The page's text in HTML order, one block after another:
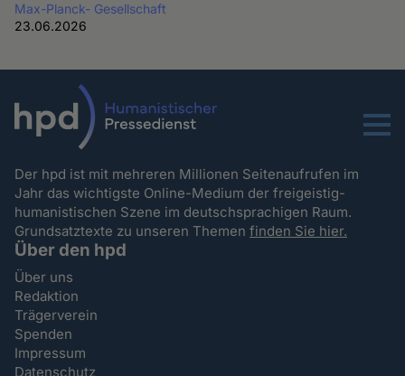
Max-Planck- Gesellschaft
23.06.2026
Menu
Der hpd ist mit mehreren Millionen Seitenaufrufen im
Jahr das wichtigste Online-Medium der freigeistig-
humanistischen Szene im deutschsprachigen Raum.
Grundsatztexte zu unseren Themenfinden Sie hier.
Über den hpd
Über uns
Redaktion
Trägerverein
Spenden
Impressum
Datenschutz